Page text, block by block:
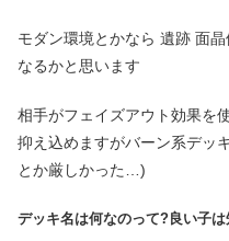
モダン環境とかなら 遺跡 面
なるかと思います
相手がフェイズアウト効果を
抑え込めますがバーン系デッ
とか厳しかった…)
デッキ名は何なのって?良い子